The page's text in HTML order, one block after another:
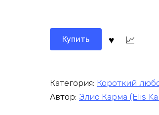
Купить
Категория: Короткий
Автор: Элис Карма (Elis